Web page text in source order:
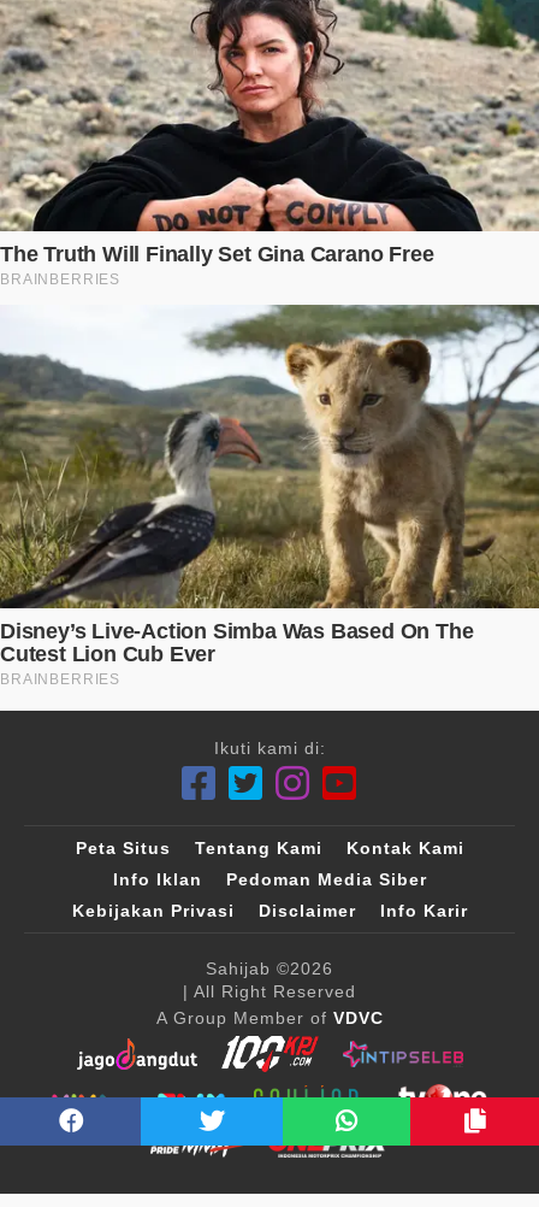
Ikuti kami di:
Peta Situs Tentang Kami
Kontak Kami
Info Iklan
Pedoman Media Siber
Kebijakan Privasi
Disclaimer Info Karir
Sahijab ©2026
| All Right Reserved
A Group Member of VDVC